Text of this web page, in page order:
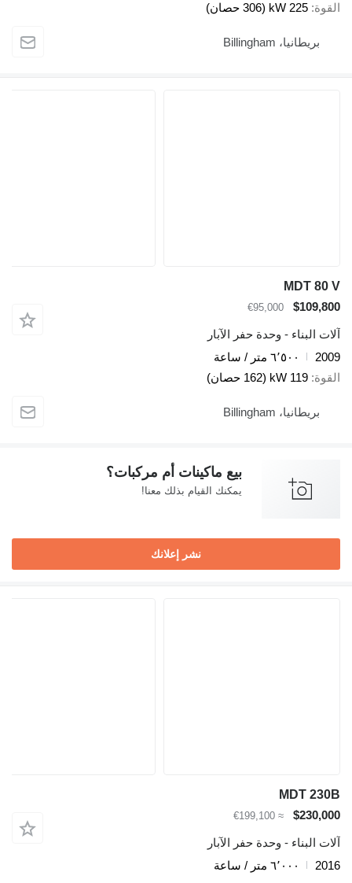
القوة 225 kW (306 حصان)
بريطانيا، Billingham
MDT 80 V
$109,800
€95,000
آلات البناء - وحدة حفر الآبار
2009
٦٬٥٠٠ متر / ساعة
القوة 119 kW (162 حصان)
بريطانيا، Billingham
بيع ماكينات أم مركبات؟
يمكنك القيام بذلك معنا!
نشر إعلانك
MDT 230B
$230,000
≈ €199,100
آلات البناء - وحدة حفر الآبار
2016
٦٬٠٠٠ متر / ساعة